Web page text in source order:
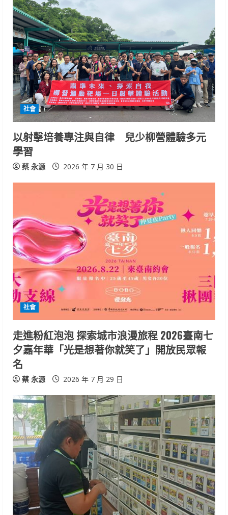
e
R
e
a
d
i
n
g
社會
以射擊培養專注與自律 兒少柳營體驗多元
學習
蔡 永源 2026 年 7 月 30 日
社會
走進粉紅泡泡 探索城市浪漫旅程 2026臺南七
夕嘉年華「光是想著你就笑了」開放民眾報
名
蔡 永源 2026 年 7 月 29 日